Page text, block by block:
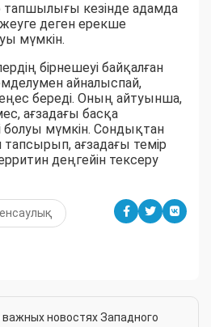
тапшылығы кезінде адамда
деген ерекше
мүмкін.
бірнешеуі байқалған
айналыспай,
береді. Оның айтуынша,
ағзадағы басқа
болуы мүмкін. Сондықтан
ағзадағы темір
деңгейін тексеру
новостях Западного